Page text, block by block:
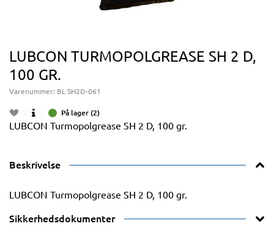
LUBCON TURMOPOLGREASE SH 2 D,
100 GR.
Varenummer: BL SH2D-061
På lager (2)
LUBCON Turmopolgrease SH 2 D, 100 gr.
Beskrivelse
LUBCON Turmopolgrease SH 2 D, 100 gr.
Sikkerhedsdokumenter